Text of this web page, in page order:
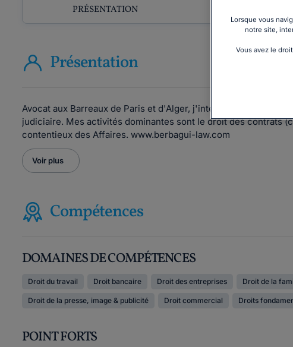
PRÉSENTATION
Présentation
Avocat aux Barreaux de Paris et d'Alger, j'interviens dans tout
judiciaire. Mes activités dominantes sont le droit des contrats
contentieux des Affaires. www.berbagui-law.com
Voir plus
Compétences
DOMAINES DE COMPÉTENCES
Droit du travail Droit bancaire Droit des entreprises Droit de la
Droit de la presse, image & publicité Droit commercial Droits
POINT FORTS
Lorsque vous
notre site,
Vous avez le